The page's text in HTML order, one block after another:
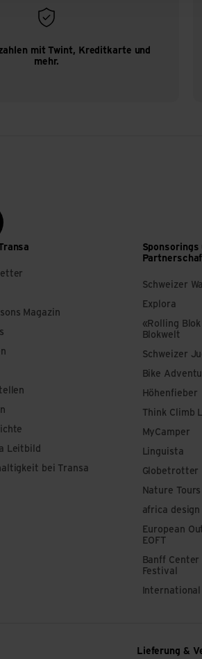
mit Twint, Kreditkarte und
mehr.
Magazin
Leitbild
bei Transa
Sponsorings
Schweizer
Explora
«Rolling
Blokwelt
Schweizer
Bike
Höhenfieber
Think Climb
MyCamper
Linguista
Globetrotter
Nature Tours
africa design
European
EOFT
Banff
Festival
International
Lieferung &